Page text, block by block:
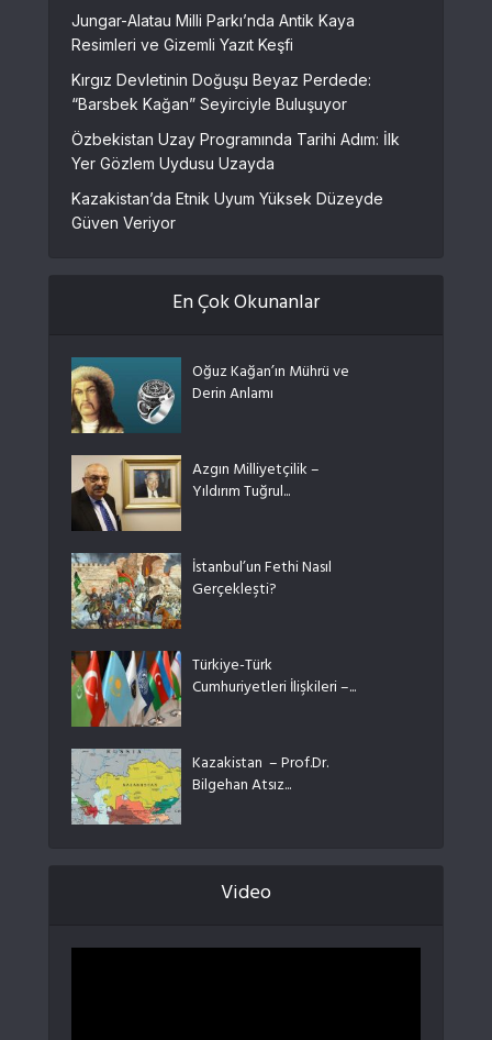
Jungar-Alatau Milli Parkı’nda Antik Kaya
Resimleri ve Gizemli Yazıt Keşfi
Kırgız Devletinin Doğuşu Beyaz Perdede:
“Barsbek Kağan” Seyirciyle Buluşuyor
Özbekistan Uzay Programında Tarihi Adım: İlk
Yer Gözlem Uydusu Uzayda
Kazakistan’da Etnik Uyum Yüksek Düzeyde
Güven Veriyor
En Çok Okunanlar
Oğuz Kağan’ın Mührü ve
Derin Anlamı
Azgın Milliyetçilik –
Yıldırım Tuğrul...
İstanbul’un Fethi Nasıl
Gerçekleşti?
Türkiye-Türk
Cumhuriyetleri İlişkileri –...
Kazakistan – Prof.Dr.
Bilgehan Atsız...
Video